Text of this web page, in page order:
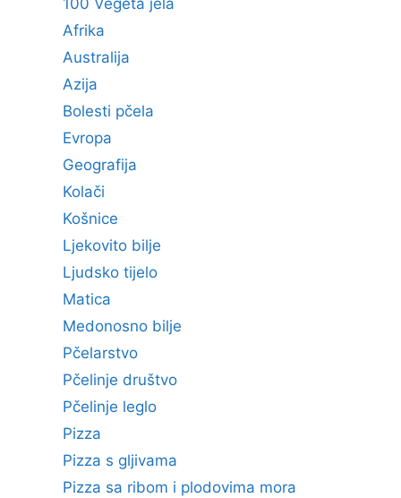
100 Vegeta jela
Afrika
Australija
Azija
Bolesti pčela
Evropa
Geografija
Kolači
Košnice
Ljekovito bilje
Ljudsko tijelo
Matica
Medonosno bilje
Pčelarstvo
Pčelinje društvo
Pčelinje leglo
Pizza
Pizza s gljivama
Pizza sa ribom i plodovima mora